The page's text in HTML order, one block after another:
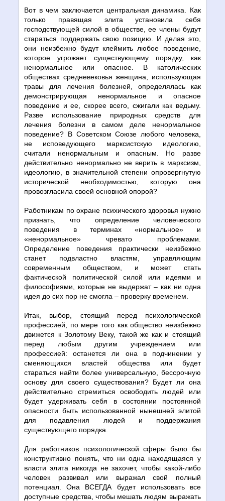
Вот в чем заключается центральная динамика. Как
только правящая элита установила себя
господствующей силой в обществе, ее члены будут
стараться поддержать свою позицию. И делая это,
они неизбежно будут клеймить любое поведение,
которое угрожает существующему порядку, как
ненормальное или опасное. В католических
обществах средневековья женщина, использующая
травы для лечения болезней, определялась как
демонстрирующая ненормальное и опасное
поведение и ее, скорее всего, сжигали как ведьму.
Разве использование природных средств для
лечения болезни в самом деле ненормальное
поведение? В Советском Союзе любого человека,
не исповедующего марксистскую идеологию,
считали ненормальным и опасным. Но разве
действительно ненормально не верить в марксизм,
идеологию, в значительной степени опровергнутую
исторической необходимостью, которую она
провозгласила своей основной опорой?
Работникам по охране психического здоровья нужно
признать, что определение человеческого
поведения в терминах «нормальное» и
«ненормальное» чревато проблемами.
Определение поведения практически неизбежно
станет подвластно властям, управляющим
современным обществом, и может стать
фактической политической силой или идеями и
философиями, которые не выдержат – как ни одна
идея до сих пор не смогла – проверку временем.
Итак, выбор, стоящий перед психологической
профессией, по мере того как общество неизбежно
движется к Золотому Веку, такой же как и стоящий
перед любым другим учреждением или
профессией: останется ли она в подчинении у
сменяющихся властей общества или будет
стараться найти более универсальную, бессрочную
основу для своего существования? Будет ли она
действительно стремиться освободить людей или
будет удерживать себя в состоянии постоянной
опасности быть использованной нынешней элитой
для подавления людей и поддержания
существующего порядка.
Для работников психологической сферы было бы
конструктивно понять, что ни одна находящаяся у
власти элита никогда не захочет, чтобы какой-либо
человек развивал или выражал свой полный
потенциал. Она ВСЕГДА будет использовать все
доступные средства, чтобы мешать людям выражать